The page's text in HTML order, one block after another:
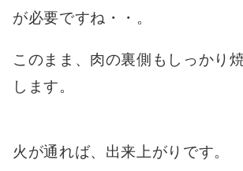
が必要ですね・・。
このまま、肉の裏側もしっかり
します。
火が通れば、出来上がりです。